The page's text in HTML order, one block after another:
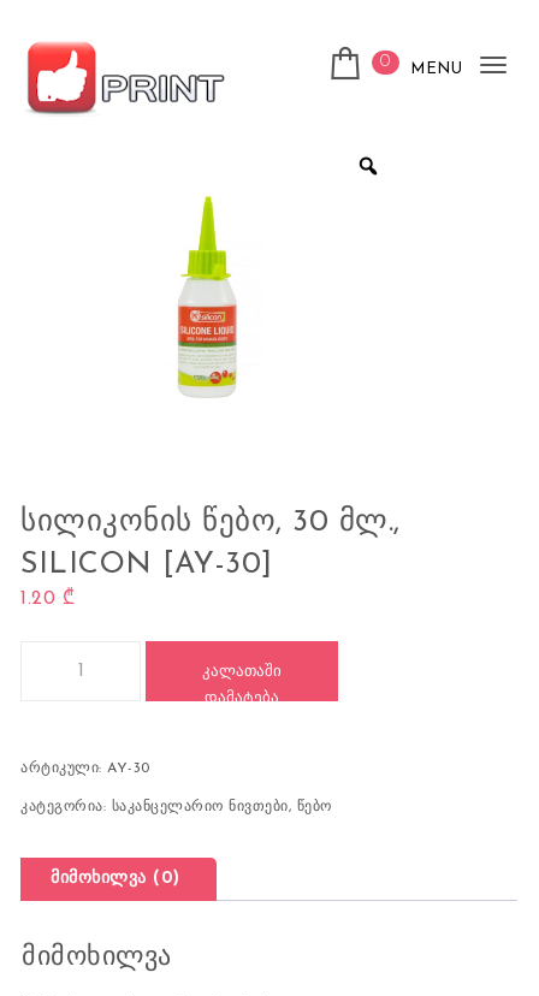
0 MENU
ᲡᲘᲚᲘᲙᲝᲜᲘᲡ ᲬᲔᲑᲝ, 30 ᲛᲚ.,
SILICON [AY-30]
1.20 ₾
ᲙᲐᲚᲐᲗᲐᲨᲘ
ᲓᲐᲛᲐᲢᲔᲑᲐ
არტიკული:AY-30
კატეგორია: საკანცელარიო ნივთები, წებო
მიმოხილვა (0)
მიმოხილვა